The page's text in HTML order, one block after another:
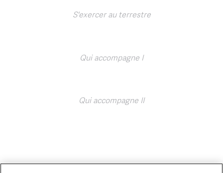
S'exercer au terrestre
Qui accompagne I
Qui accompagne II